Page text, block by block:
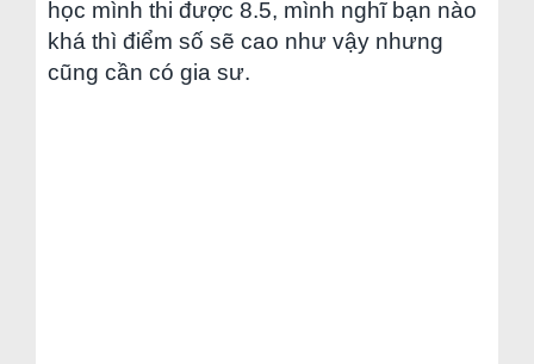
học mình thi được 8.5, mình nghĩ bạn nào
khá thì điểm số sẽ cao như vậy nhưng
cũng cần có gia sư.